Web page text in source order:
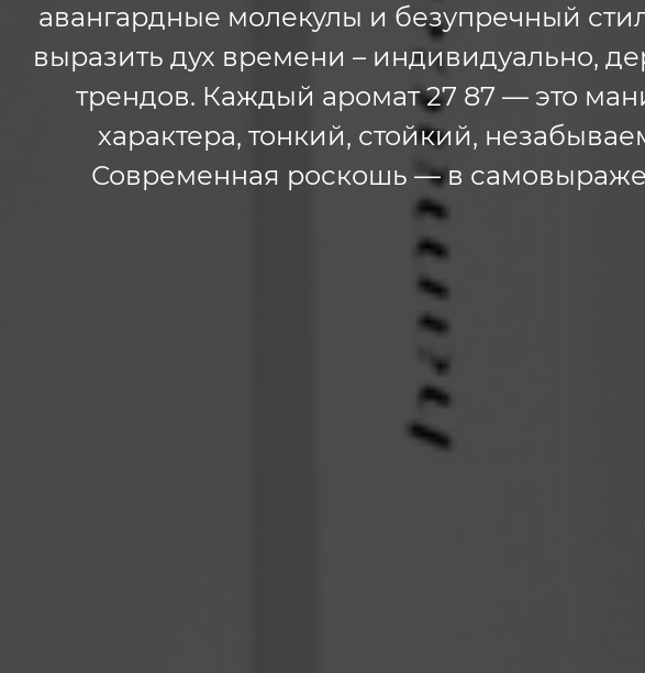
авангардные молекулы и безупречный
выразить дух времени – индивидуально,
трендов. Каждый аромат 27 87 — это
характера, тонкий, стойкий,
Современная роскошь — в